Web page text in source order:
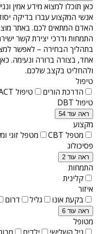
כאן תוכלו למצוא מידע אמין
אנשי המקצוע עברו בדיקה
האדם המתאים לכם. באתר
התמחות ודרכי יצירת קשר
בתהליך הבחירה – לאפשר
אחד, בצורה ברורה ונעימה.
ולהחליט בקצב שלכם.
טיפול
הדרכת הורים
טיפול ACT
טיפול DBT
ראה עוד 54
מקצוע
מטפל CBT
מטפל זוגי
פסיכולוג
ראה עוד 2
התמחות
קלינית
איזור
בקעת אונו
גליל דרום
ראה עוד 6
מטופל